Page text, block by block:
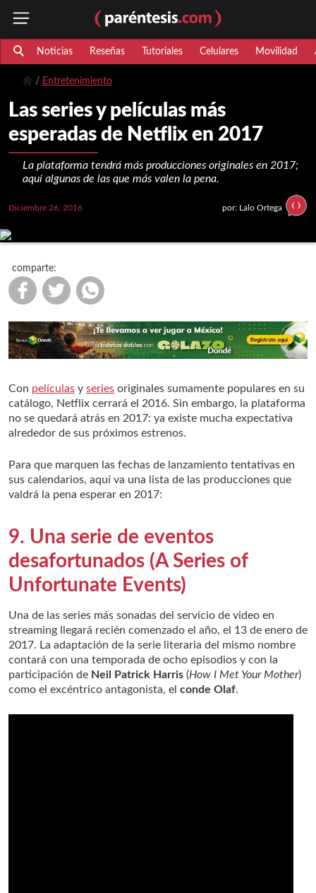
Noticias Reseñas Tutoriales Celulares Movilidad
Entretenimiento
Las series y películas más
esperadas de Netflix en 2017
La plataforma tendrá más producciones originales en 2017;
aquí algunas de las que más valen la pena.
Diciembre 26, 2016 por: Lalo Ortega
comparte:
Con películas y series originales sumamente populares en su
catálogo, Netflix cerrará el 2016. Sin embargo, la plataforma
no se quedará atrás en 2017: ya existe mucha expectativa
alrededor de sus próximos estrenos.
Para que marquen las fechas de lanzamiento tentativas en
sus calendarios, aquí va una lista de las producciones que
valdrá la pena esperar en 2017:
9. Una serie de eventos
desafortunados (A Series of
Unfortunate Events)
Una de las series más sonadas del servicio de video en
streaming llegará recién comenzado el año, el 13 de enero de
2017. La adaptación de la serie literaria del mismo nombre
contará con una temporada de ocho episodios y con la
participación de Neil Patrick Harris (How I Met Your Mother)
como el excéntrico antagonista, el conde Olaf.